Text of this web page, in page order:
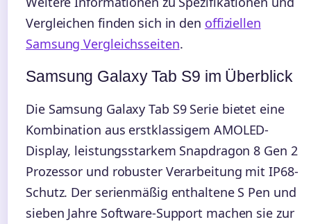
Vergleichen finden sich in den offiziellen
Samsung Vergleichsseiten.
Samsung Galaxy Tab S9 im Überblick
Die Samsung Galaxy Tab S9 Serie bietet eine
Kombination aus erstklassigem AMOLED-
Display, leistungsstarkem Snapdragon 8 Gen 2
Prozessor und robuster Verarbeitung mit IP68-
Schutz. Der serienmäßig enthaltene S Pen und
sieben Jahre Software-Support machen sie zur